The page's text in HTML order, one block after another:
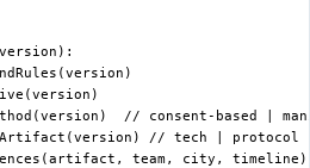
// consent-based |
// tech | protocol
team, city, timeline)